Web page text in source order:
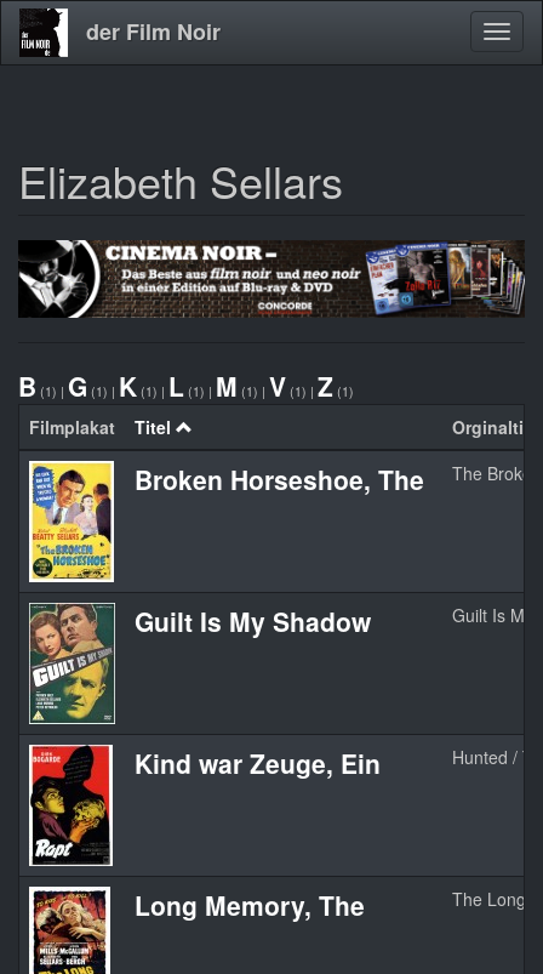
Direkt
zum
der Film Noir
Elizabeth Sellars
B (1) | G (1) | K (1) | L (1) | M (1) | V (1) | Z (1)
Filmplakat Titel Orginaltitel
Broken Horseshoe, The The
Guilt Is My Shadow Guilt Is My
Kind war Zeuge, Ein Hunted /
Long Memory, The The Long